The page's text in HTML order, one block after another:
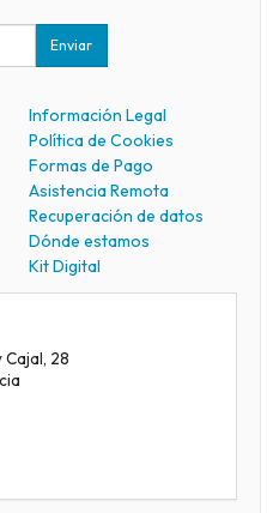
Enviar
Información Legal
Política de Cookies
Formas de Pago
Asistencia Remota
Recuperación de datos
Dónde estamos
Kit Digital
Cajal, 28